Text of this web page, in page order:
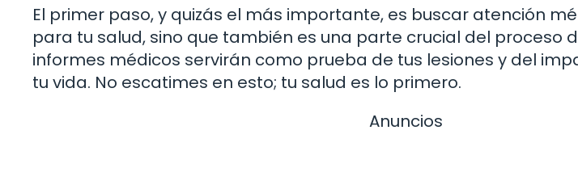
El primer paso, y quizás el más importante, es buscar atención
para tu salud, sino que también es una parte crucial del proceso
informes médicos servirán como prueba de tus lesiones y del
tu vida. No escatimes en esto; tu salud es lo primero.
Anuncios